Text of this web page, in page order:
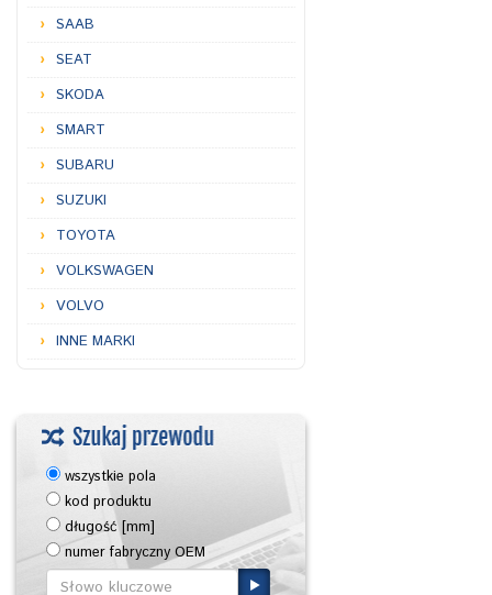
SAAB
SEAT
SKODA
SMART
SUBARU
SUZUKI
TOYOTA
VOLKSWAGEN
VOLVO
INNE MARKI
wszystkie pola
kod produktu
długość [mm]
numer fabryczny OEM